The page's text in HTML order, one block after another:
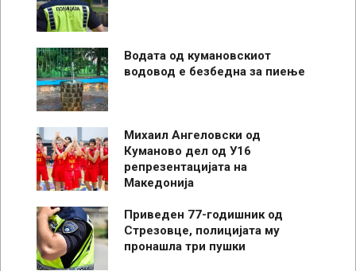
Водата од кумановскиот
водовод е безбедна за пиење
Михаил Ангеловски од
Куманово дел од У16
репрезентацијата на
Македонија
Приведен 77-годишник од
Стрезовце, полицијата му
пронашла три пушки